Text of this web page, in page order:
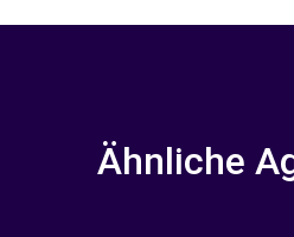
Ähnliche